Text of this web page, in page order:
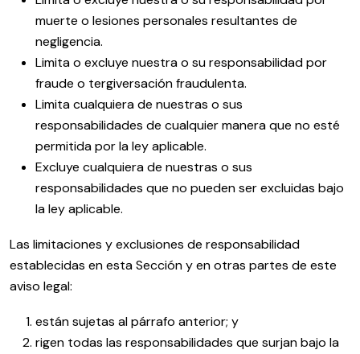
muerte o lesiones personales resultantes de
negligencia.
Limita o excluye nuestra o su responsabilidad por
fraude o tergiversación fraudulenta.
Limita cualquiera de nuestras o sus
responsabilidades de cualquier manera que no esté
permitida por la ley aplicable.
Excluye cualquiera de nuestras o sus
responsabilidades que no pueden ser excluidas bajo
la ley aplicable.
Las limitaciones y exclusiones de responsabilidad
establecidas en esta Sección y en otras partes de este
aviso legal:
están sujetas al párrafo anterior; y
rigen todas las responsabilidades que surjan bajo la